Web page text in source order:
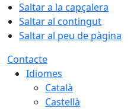
Saltar a la capçalera
Saltar al contingut
Saltar al peu de pàgina
Contacte
Idiomes
Català
Castellà